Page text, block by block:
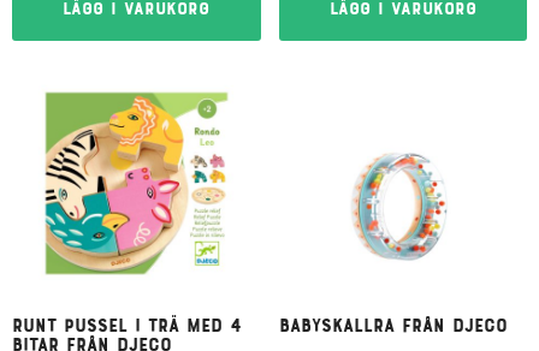
Lägg i varukorg Lägg i varukorg
Runt pussel i trä med 4
bitar från Djeco
Babyskallra från Djeco